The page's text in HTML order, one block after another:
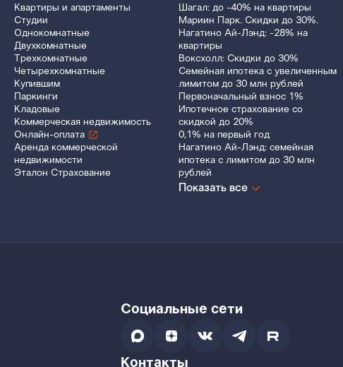
Квартиры и апартаменты
Студии
Однокомнатные
Двухкомнатные
Трехкомнатные
Четырехкомнатные
Купившим
Паркинги
Кладовые
Коммерческая недвижимость
Онлайн-оплата
Аренда коммерческой
недвижимости
Эталон Страхование
Шагал: до -40% на квартиры
Мариин Парк. Скидки до 30%.
Нагатино Ай-Лэнд: -28% на
квартиры
Воксхолл: Скидки до 30%
Семейная ипотека с увеличенным
лимитом до 30 млн рублей
Первоначальный взнос 1%
Ипотечное страхование со
скидкой до 20%
0,1% на первый год
Нагатино Ай-Лэнд: семейная
ипотека с лимитом до 30 млн
рублей
Показать все
Социальные сети
Контакты